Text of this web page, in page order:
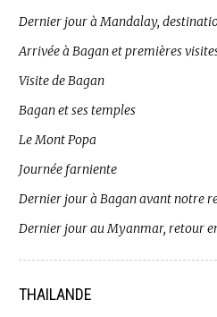
Dernier jour à Mandalay,
Arrivée à Bagan et premières
Visite de Bagan
Bagan et ses temples
Le Mont Popa
Journée farniente
Dernier jour à Bagan avant notre
Dernier jour au Myanmar, retour
THAILANDE